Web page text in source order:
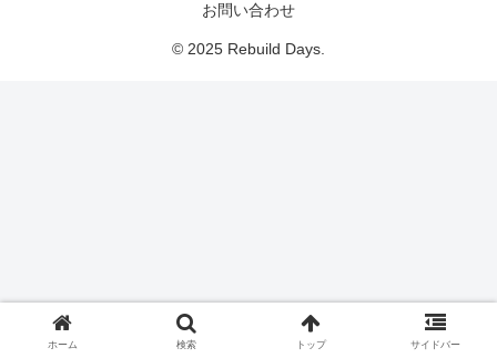
お問い合わせ
© 2025 Rebuild Days.
ホーム 検索 トップ サイドバー